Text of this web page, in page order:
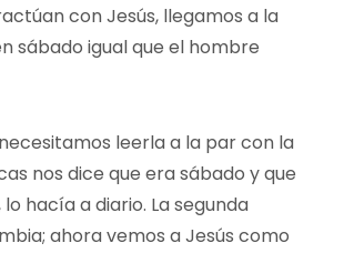
con Jesús, llegamos a la
sábado igual que el hombre
leerla a la par con la
nos dice que era sábado y que
hacía a diario. La segunda
ahora vemos a Jesús como